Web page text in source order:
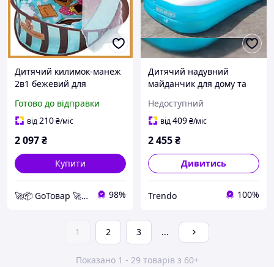
Дитячий килимок-манеж
2в1 бежевий для
майданчик з дугою,
музичними підвісками та
щоденного
використання, Унісекс
Готово до відправки
від210₴/міс
2 097₴
Купити
🚀📦 GoТовар 🚀📦 мережа інтернет магазинів 98%
Дитячий надувний
майданчик для дому та
Сімейні надувні басейни
999л прямокутні для
Недоступний
від409₴/міс
2 455₴
Дивитись
Trendo 100%
1 2 3 ...
Показано 1 - 29 товарів з 60+